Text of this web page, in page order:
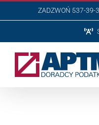
do
ZADZWOŃ 537-39-